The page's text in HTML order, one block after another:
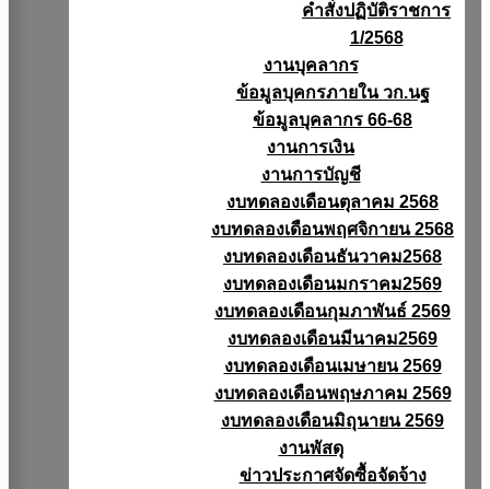
คำสั่งปฏิบัติราชการ
1/2568
งานบุคลากร
ข้อมูลบุคกรภายใน วก.นฐ
ข้อมูลบุคลากร 66-68
งานการเงิน
งานการบัญชี
งบทดลองเดือนตุลาคม 2568
งบทดลองเดือนพฤศจิกายน 2568
งบทดลองเดือนธันวาคม2568
งบทดลองเดือนมกราคม2569
งบทดลองเดือนกุมภาพันธ์ 2569
งบทดลองเดือนมีนาคม2569
งบทดลองเดือนเมษายน 2569
งบทดลองเดือนพฤษภาคม 2569
งบทดลองเดือนมิถุนายน 2569
งานพัสดุ
ข่าวประกาศจัดซื้อจัดจ้าง